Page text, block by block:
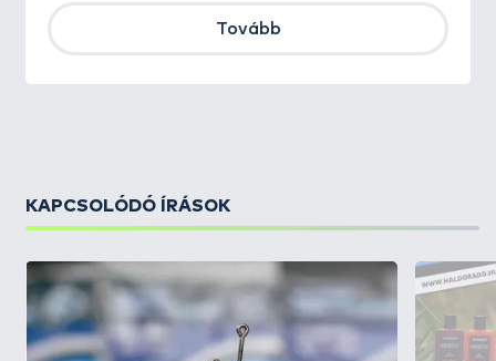
Tovább
KAPCSOLÓDÓ ÍRÁSOK